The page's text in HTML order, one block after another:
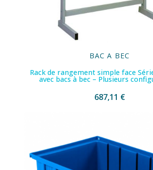
BAC A BEC
Rack de rangement simple face
avec bacs à bec – Plusieurs
687,11 €